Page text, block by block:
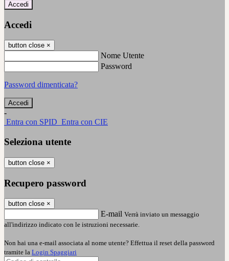
Accedi
Accedi
button close ×
Nome Utente
Password
Password dimenticata?
-
Entra con SPID Entra con CIE
Seleziona utente
button close ×
Recupero password
button close ×
E-mail Verrà inviato un messaggio
all'indirizzo indicato con le istruzioni necessarie.
Non hai una e-mail associata al nome utente? Effettua il reset della password
tramite la Login Spaggiari